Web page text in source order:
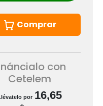
Comprar
con
Cetelem
por 16,65